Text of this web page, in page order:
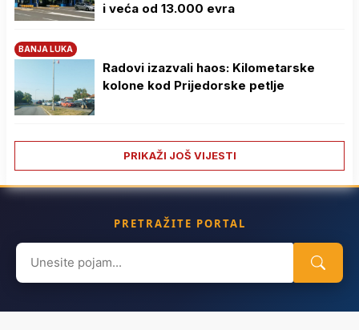
i veća od 13.000 evra
BANJA LUKA
Radovi izazvali haos: Kilometarske
kolone kod Prijedorske petlje
PRIKAŽI JOŠ VIJESTI
PRETRAŽITE PORTAL
Search
for: